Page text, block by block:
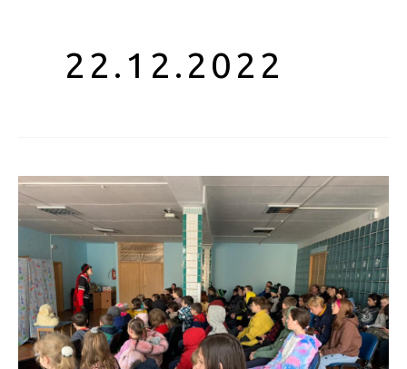
22.12.2022